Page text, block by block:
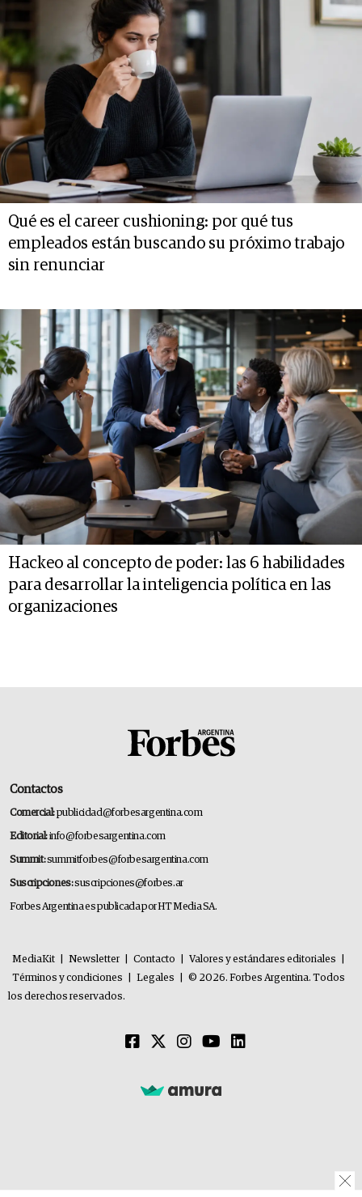
Qué es el career cushioning: por qué tus
empleados están buscando su próximo trabajo
sin renunciar
Hackeo al concepto de poder: las 6 habilidades
para desarrollar la inteligencia política en las
organizaciones
Contactos
Comercial:publicidad@forbesargentina.com
Editorial:info@forbesargentina.com
Summit:summitforbes@forbesargentina.com
Suscripciones:suscripciones@forbes.ar
Forbes Argentina es publicada por HT Media SA.
MediaKit Newsletter Contacto Valores y estándares editoriales
Términos y condiciones
Legales
© 2026. Forbes Argentina. Todos
los derechos reservados.